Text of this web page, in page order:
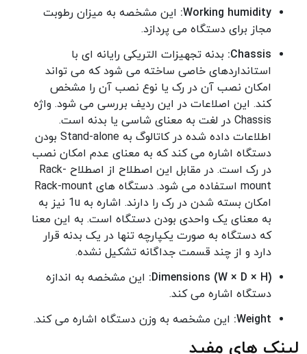
Working humidity: این مشخصه به میزان رطوبت
مجاز برای دستگاه می پردازد.
Chassis: بدنه تجهیزات التریکی رایانه ای با
استانداردهای خاصی ساخته می شود که می تواند
امکان نصب آن در رک یا نوع نصب آن را مشخص
کند. این اصلاعات در این ردیف بررسی می شود. واژه
Chassis در لغت به معنای شاسی یا بدنه است.
اطلاعات داده شده در کاتالوگ به Stand-alone بودن
دستگاه اشاره می کند که به معنای عدم امکان نصب
در رک است. در مقابل این اصطلاح از اصطلاح Rack-
mount استفاده می شود. دستگاه های Rack-mount
امکان بسته شدن در رک را دارند. اشاره به 1u نیز به
به معنای یک واحدی بودن دستگاه است. به این معنا
که دستگاه به صورت یکپارچه تنها در یک بدنه قرار
دارد و از چند قسمت جداگانه تشکیل نشده.
(Dimensions (W × D × H:
این مشخصه به اندازه
دستگاه اشاره می کند.
Weight: این مشخصه به وزن دستگاه اشاره می کند.
لینک های مفید